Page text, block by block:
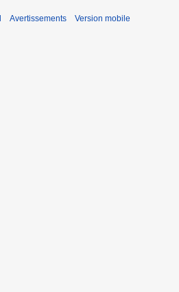
Avertissements Version mobile